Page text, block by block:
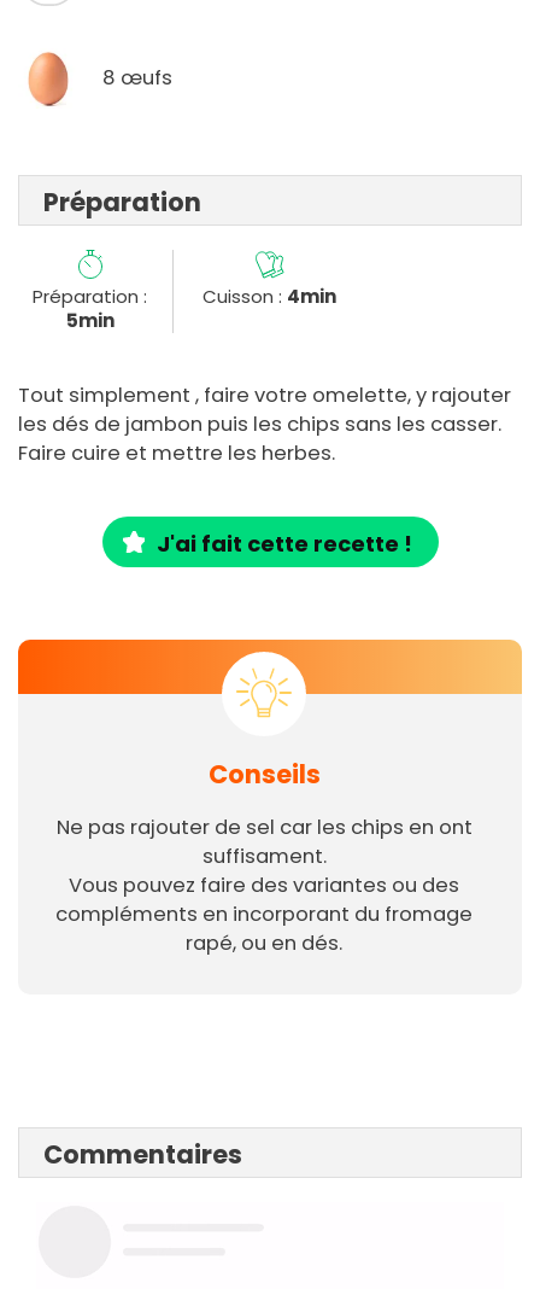
8 œufs
Préparation
Préparation :
5min
Cuisson : 4min
Tout simplement , faire votre omelette, y rajouter
les dés de jambon puis les chips sans les casser.
Faire cuire et mettre les herbes.
J'ai fait cette recette !
Conseils
Ne pas rajouter de sel car les chips en ont
suffisament.
Vous pouvez faire des variantes ou des
compléments en incorporant du fromage
rapé, ou en dés.
Commentaires